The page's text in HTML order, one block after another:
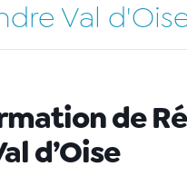
Val
de
d’Oise